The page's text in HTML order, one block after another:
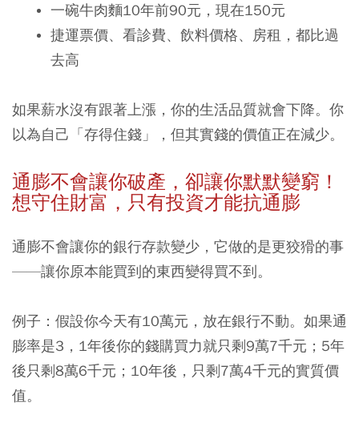
一碗牛肉麵10年前90元，現在150元
捷運票價、看診費、飲料價格、房租，都比過
去高
如果薪水沒有跟著上漲，你的生活品質就會下降。你
以為自己「存得住錢」，但其實錢的價值正在減少。
通膨不會讓你破產，卻讓你默默變窮！
想守住財富，只有投資才能抗通膨
通膨不會讓你的銀行存款變少，它做的是更狡猾的事
——讓你原本能買到的東西變得買不到。
例子：假設你今天有10萬元，放在銀行不動。如果通
膨率是3，1年後你的錢購買力就只剩9萬7千元；5年
後只剩8萬6千元；10年後，只剩7萬4千元的實質價
值。